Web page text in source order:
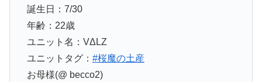
誕生日：7/30
年齢：22歳
ユニット名：VΔLZ
ユニットタグ： #桜魔の土産
お母様(@ becco2)